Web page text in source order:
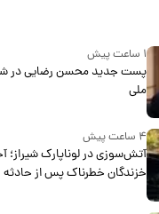
پست جدید محسن رضایی در
ملی
۴ ساعت پیش
آتش‌سوزی در لوناپارک شیراز؛
خزندگان خطرناک پس از حادثه